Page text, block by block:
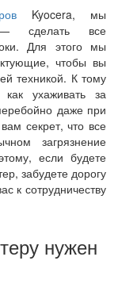
Kyocera, мы
сделать все
Для этого мы
чтобы вы
техникой. К тому
ухаживать за
даже при
секрет, что все
загрязнение
если будете
забудете дорогу
к сотрудничеству
нужен